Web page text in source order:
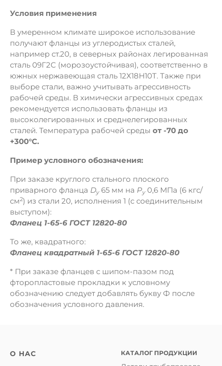
Условия применения
В умеренном климате широкое использование
получают фланцы из углеродистых сталей,
например ст.20, в северных районах легированная
сталь 09Г2С (морозоустойчивая), соответственно в
южных нержавеющая сталь 12Х18Н10Т. Также при
выборе стали, важно учитывать агрессивность
рабочей среды. В химически агрессивных средах
рекомендуется использовать фланцы из
высоколегированных и среднелегированных
сталей. Температура рабочей среды от -70 до
+300°C.
Пример условного обозначения:
При заказе круглого стального плоского
приварного фланца Dy65 мм на Ру0,6 МПа (6 кгс/
см2) из стали 20, исполнения 1 (с соединительным
выступом):
Фланец 1-65-6 ГОСТ 12820-80
То же, квадратного:
Фланец квадратный 1-65-6 ГОСТ 12820-80
* При заказе фланцев с шипом-пазом под
фторопластовые прокладки к условному
обозначению следует добавлять букву Ф после
обозначения условного давления.
О НАС КАТАЛОГ ПРОДУКЦИИ